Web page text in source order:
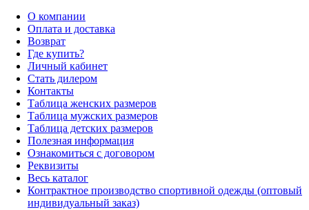
О компании
Оплата и доставка
Возврат
Где купить?
Личный кабинет
Стать дилером
Контакты
Таблица женских размеров
Таблица мужских размеров
Таблица детских размеров
Полезная информация
Ознакомиться с договором
Реквизиты
Весь каталог
Контрактное производство спортивной одежды (оптовый
индивидуальный заказ)